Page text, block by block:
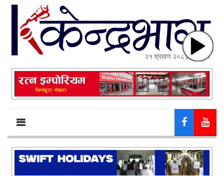
२१ श्रावण २०८३, बिहीबार